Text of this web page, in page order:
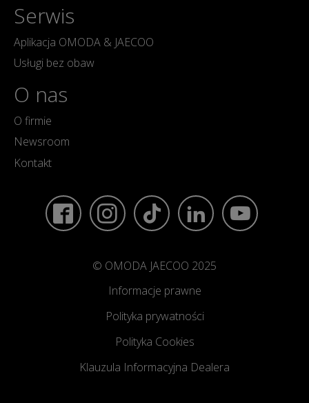
Serwis
Aplikacja OMODA & JAECOO
Usługi bez obaw
O nas
O firmie
Newsroom
Kontakt
© OMODA JAECOO 2025
Informacje prawne
Polityka prywatności
Polityka Cookies
Klauzula Informacyjna Dealera